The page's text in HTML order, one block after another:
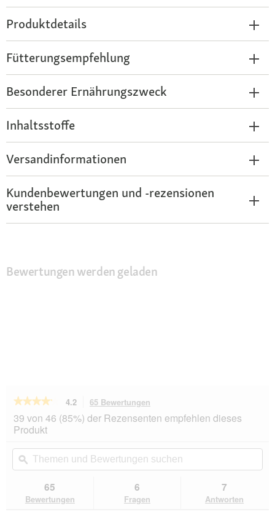
Produktdetails
Fütterungsempfehlung
Besonderer Ernährungszweck
Inhaltsstoffe
Versandinformationen
Kundenbewertungen und -rezensionen
verstehen
Bewertungen werden geladen
★★★★★
★★★★★
von
5
lesen
für
Canine
Intestinal
4.2 65 Bewertungen
dieser
Aktion
du
zu
den
39 von 46 (85%) der Rezensenten empfehlen dieses
Produkt
Themen
und
Bewertungen
ϙ
65
Bewertungen
6
Fragen
7
Antworten